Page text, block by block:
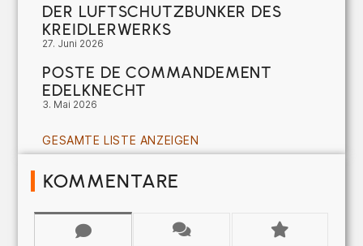
DER LUFTSCHUTZBUNKER DES
KREIDLERWERKS
27. Juni 2026
POSTE DE COMMANDEMENT
EDELKNECHT
3. Mai 2026
GESAMTE LISTE ANZEIGEN
KOMMENTARE